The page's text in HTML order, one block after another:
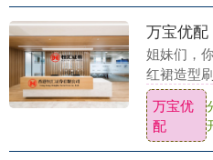
姐妹们，
红裙造型
冉在《乘
透，直接
万宝优
配